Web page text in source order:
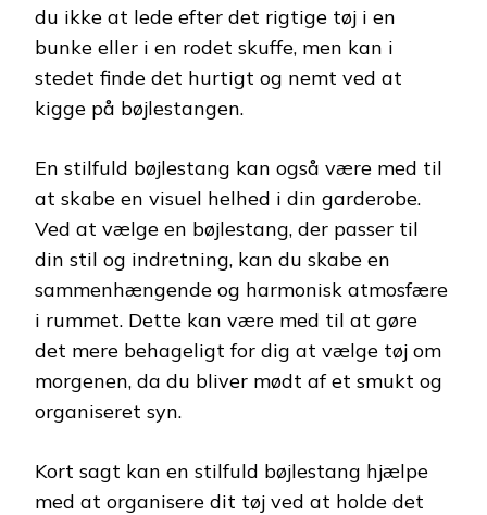
du ikke at lede efter det rigtige tøj i en
bunke eller i en rodet skuffe, men kan i
stedet finde det hurtigt og nemt ved at
kigge på bøjlestangen.
En stilfuld bøjlestang kan også være med til
at skabe en visuel helhed i din garderobe.
Ved at vælge en bøjlestang, der passer til
din stil og indretning, kan du skabe en
sammenhængende og harmonisk atmosfære
i rummet. Dette kan være med til at gøre
det mere behageligt for dig at vælge tøj om
morgenen, da du bliver mødt af et smukt og
organiseret syn.
Kort sagt kan en stilfuld bøjlestang hjælpe
med at organisere dit tøj ved at holde det